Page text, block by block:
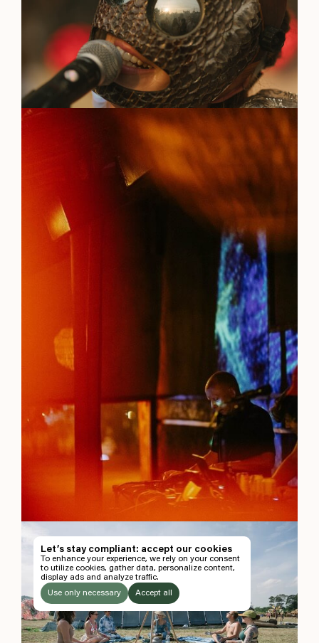
LISTEN
TH
TH
ซื้อบัตร
ติดตามเราได้ทาง
Instagram Facebook Soundcloud
Let’s stay compliant: accept our cookies
To enhance your experience, we rely on your consent
to utilize cookies, gather data, personalize content,
display ads and analyze traffic.
Use only necessary
Accept all